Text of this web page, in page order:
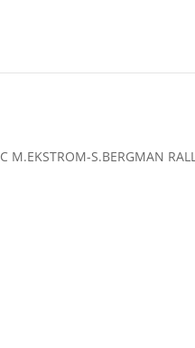
M.EKSTROM-S.BERGMAN